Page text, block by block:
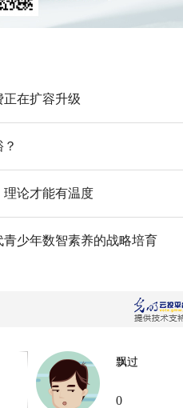
在扩容升级
理论才能有温度
青少年数智素养的战略培育
飘过
0